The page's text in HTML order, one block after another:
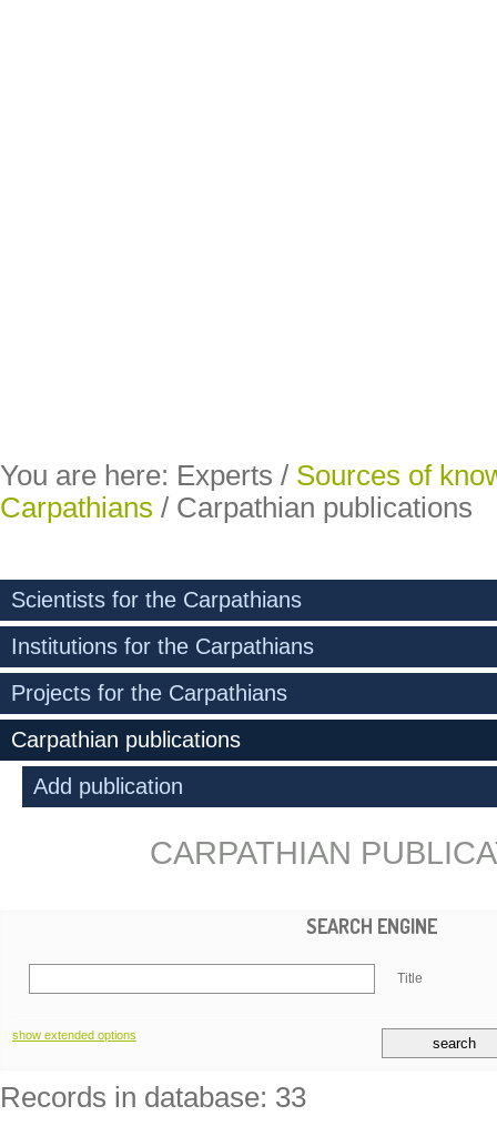
You are here: Experts / Sources of
Carpathians / Carpathian publications
Scientists for the Carpathians
Institutions for the Carpathians
Projects for the Carpathians
Carpathian publications
Add publication
CARPATHIAN
SEARCH ENGINE
Title
show extended options
Records in database: 33